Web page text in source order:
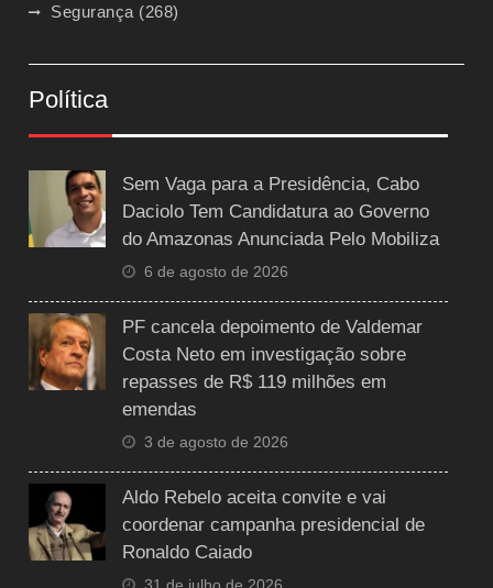
Segurança (268)
Política
Sem Vaga para a Presidência, Cabo
Daciolo Tem Candidatura ao Governo
do Amazonas Anunciada Pelo Mobiliza
6 de agosto de 2026
PF cancela depoimento de Valdemar
Costa Neto em investigação sobre
repasses de R$ 119 milhões em
emendas
3 de agosto de 2026
Aldo Rebelo aceita convite e vai
coordenar campanha presidencial de
Ronaldo Caiado
31 de julho de 2026